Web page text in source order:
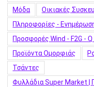
Μόδα
Οικιακές
Πληροφορίες -
Προσφορές Wind - F2G -
Προϊόντα Ομορφιάς
Τσάντες
Φυλλάδια Super Market